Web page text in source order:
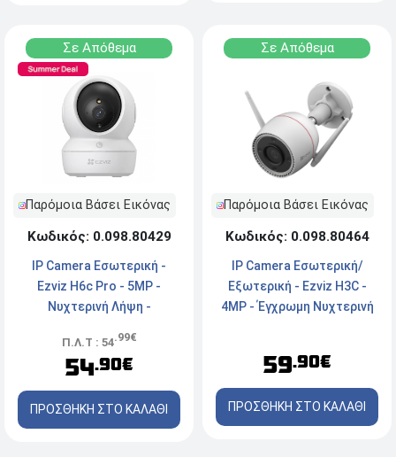
Σε Απόθεμα
Παρόμοια Βάσει Εικόνας
Κωδικός: 0.098.80429
IP Camera Εσωτερική -
Ezviz H6c Pro - 5MP -
Νυχτερινή Λήψη -
White
Π.Λ.Τ : 54.99€
54.90€
ΠΡΟΣΘΗΚΗ ΣΤΟ ΚΑΛΑΘΙ
Σε Απόθεμα
Παρόμοια Βάσει Εικόνας
Κωδικός: 0.098.80464
IP Camera Εσωτερική/
Εξωτερική - Ezviz H3C -
4MP - Έγχρωμη Νυχτερινή
White
59.90€
ΠΡΟΣΘΗΚΗ ΣΤΟ ΚΑΛΑΘΙ